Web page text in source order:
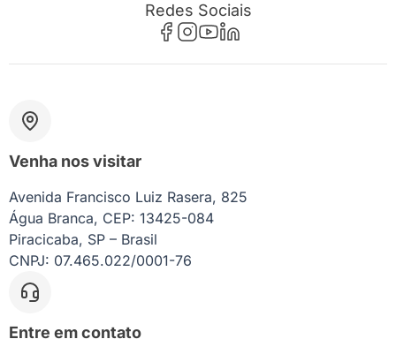
Redes Sociais
Venha nos visitar
Avenida Francisco Luiz Rasera, 825
Água Branca, CEP: 13425-084
Piracicaba, SP – Brasil
CNPJ: 07.465.022/0001-76
Entre em contato